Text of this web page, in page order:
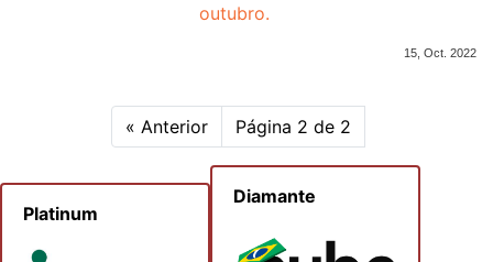
outubro.
15, Oct. 2022
« Anterior Página 2 de 2
Platinum
Diamante